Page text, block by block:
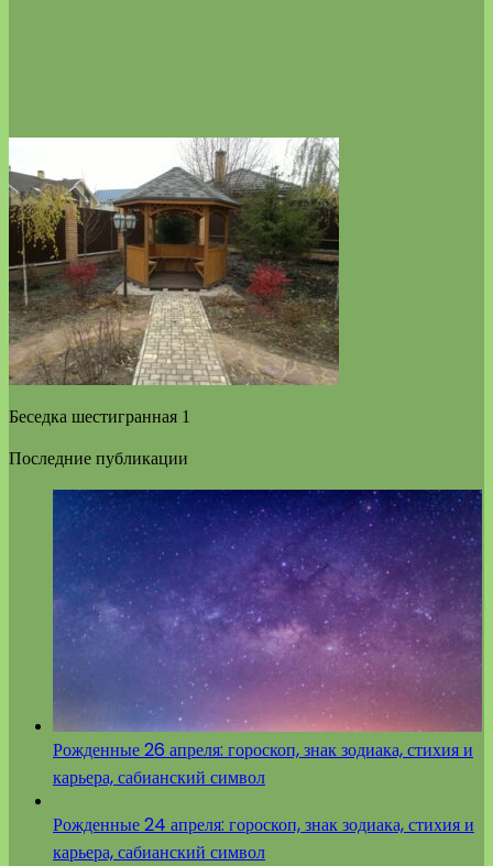
Беседка шестигранная 1
Последние публикации
Рожденные 26 апреля: гороскоп, знак зодиака, стихия и
карьера, сабианский символ
Рожденные 24 апреля: гороскоп, знак зодиака, стихия и
карьера, сабианский символ